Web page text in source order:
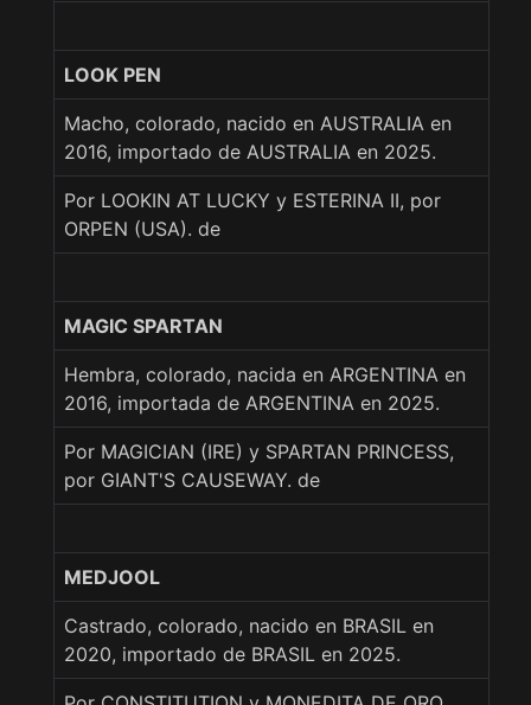
LOOK PEN
Macho, colorado, nacido en AUSTRALIA en
2016, importado de AUSTRALIA en 2025.
Por LOOKIN AT LUCKY y ESTERINA II, por
ORPEN (USA). de
MAGIC SPARTAN
Hembra, colorado, nacida en ARGENTINA en
2016, importada de ARGENTINA en 2025.
Por MAGICIAN (IRE) y SPARTAN PRINCESS,
por GIANT'S CAUSEWAY. de
MEDJOOL
Castrado, colorado, nacido en BRASIL en
2020, importado de BRASIL en 2025.